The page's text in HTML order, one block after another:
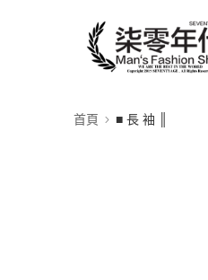
首頁 ■ 長 袖 ║